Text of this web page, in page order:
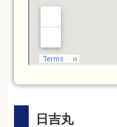
日吉丸